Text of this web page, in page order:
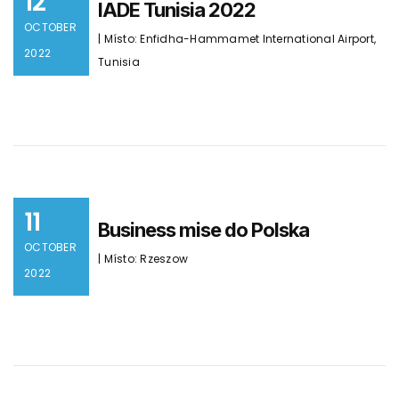
OCTOBER
2022
IADE Tunisia 2022
| Místo: Enfidha-Hammamet International Airport,
Tunisia
11
OCTOBER
2022
Business mise do Polska
| Místo: Rzeszow